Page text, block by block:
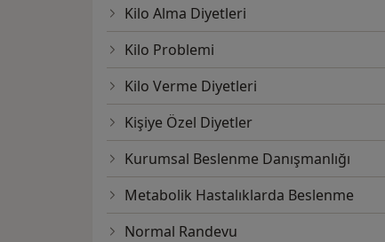
Kilo Alma Diyetleri
Kilo Problemi
Kilo Verme Diyetleri
Kişiye Özel Diyetler
Kurumsal Beslenme Danışmanlığı
Metabolik Hastalıklarda Beslenme
Normal Randevu